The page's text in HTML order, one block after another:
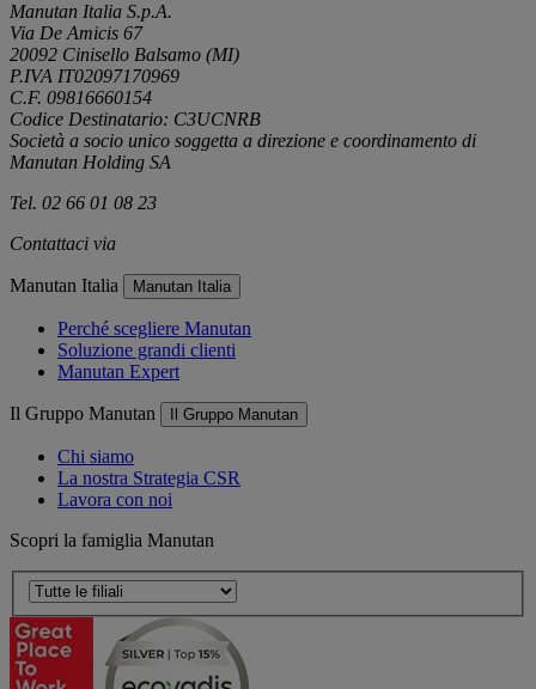
Manutan Italia S.p.A.
Via De Amicis 67
20092 Cinisello Balsamo (MI)
P.IVA IT02097170969
C.F. 09816660154
Codice Destinatario: C3UCNRB
Società a socio unico soggetta a direzione e coordinamento di
Manutan Holding SA
Tel. 02 66 01 08 23
Contattaci via
Manutan Italia Manutan Italia
Perché scegliere Manutan
Soluzione grandi clienti
Manutan Expert
Il Gruppo Manutan Il Gruppo Manutan
Chi siamo
La nostra Strategia CSR
Lavora con noi
Scopri la famiglia Manutan